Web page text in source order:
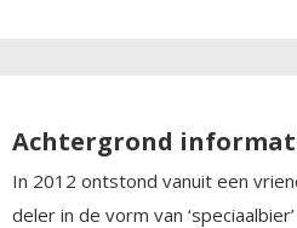
Achtergrond
In 2012 ontstond vanuit een
deler in de vorm van